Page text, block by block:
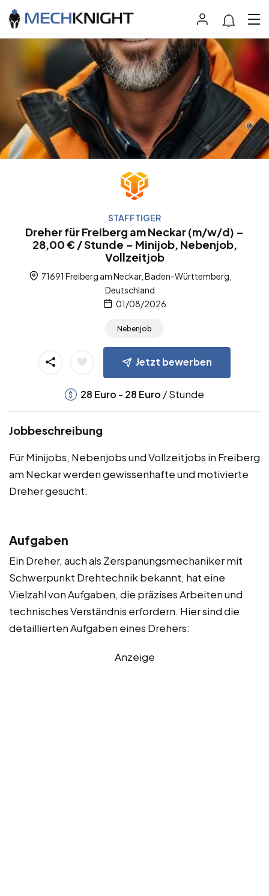
STAFFTIGER
Dreher für Freiberg am Neckar (m/w/d) –
28,00 € / Stunde – Minijob, Nebenjob,
Vollzeitjob
71691 Freiberg am Neckar, Baden-Württemberg,
Deutschland
01/08/2026
Nebenjob
Jetzt bewerben
28 Euro - 28 Euro / Stunde
Jobbeschreibung
Für Minijobs, Nebenjobs und Vollzeitjobs in Freiberg
am Neckar werden gewissenhafte und motivierte
Dreher gesucht.
Aufgaben
Ein Dreher, auch als Zerspanungsmechaniker mit
Schwerpunkt Drehtechnik bekannt, hat eine
Vielzahl von Aufgaben, die präzises Arbeiten und
technisches Verständnis erfordern. Hier sind die
detaillierten Aufgaben eines Drehers:
Anzeige